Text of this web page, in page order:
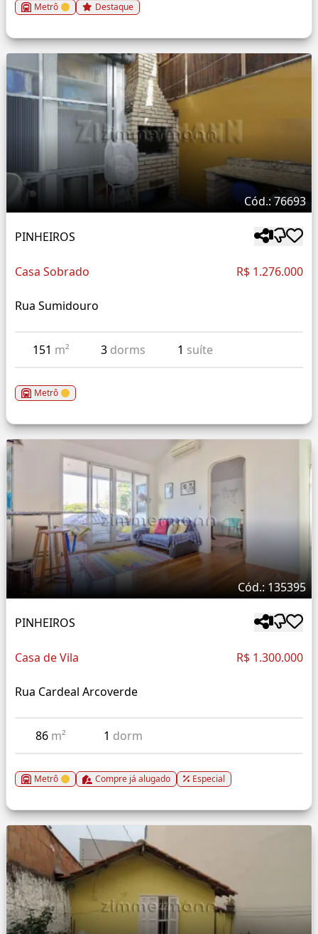
Metrô Destaque
Cód.: 76693
PINHEIROS
Casa Sobrado R$ 1.276.000
Rua Sumidouro
151 m² 3 dorms 1 suíte
Metrô
Cód.: 135395
PINHEIROS
Casa de Vila R$ 1.300.000
Rua Cardeal Arcoverde
86 m² 1 dorm
Metrô Compre já alugado Especial